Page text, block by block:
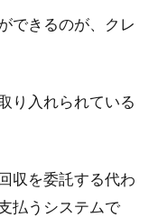
できるのが、クレ
り入れられている
収を委託する代わ
払うシステムで